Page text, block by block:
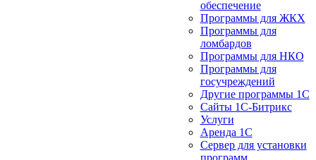
обеспечение
Программы для ЖКХ
Программы для
ломбардов
Программы для НКО
Программы для
госучреждений
Другие программы 1С
Сайты 1С-Битрикс
Услуги
Аренда 1С
Сервер для установки
программ